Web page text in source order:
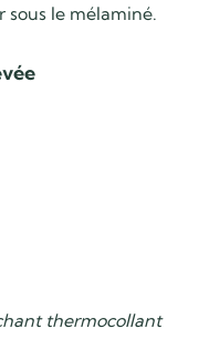
sous le mélaminé.
thermocollant